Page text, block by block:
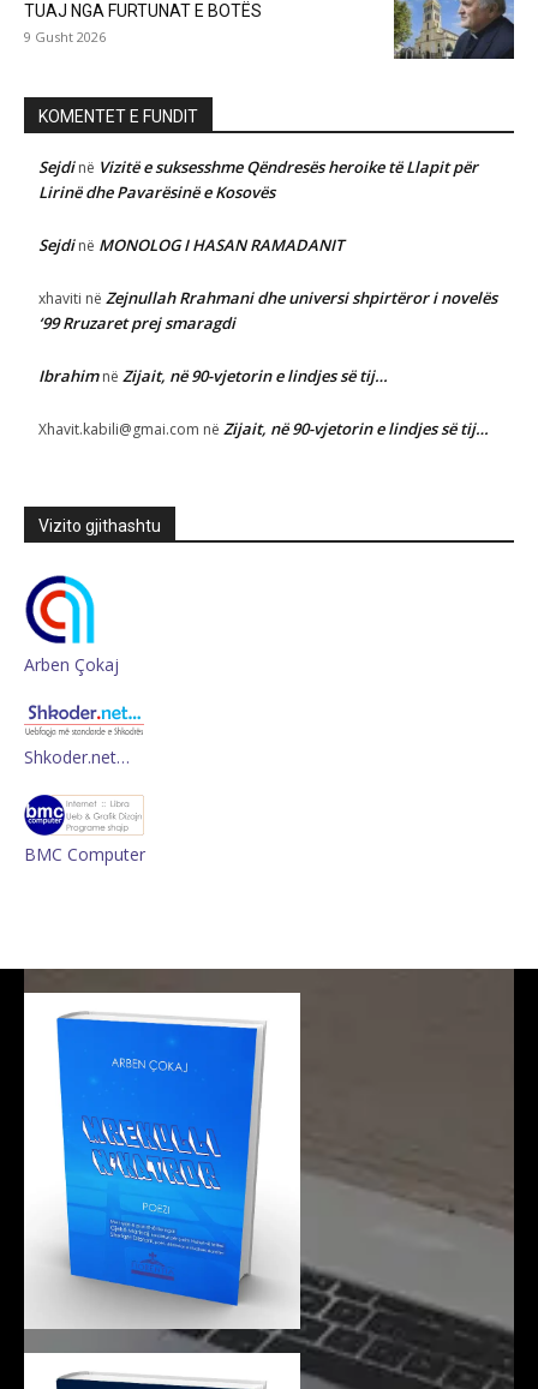
TUAJ NGA FURTUNAT E BOTËS
9 Gusht 2026
KOMENTET E FUNDIT
Sejdinë Vizitë e suksesshme Qëndresës heroike të Llapit për
Lirinë dhe Pavarësinë e Kosovës
Sejdinë MONOLOG I HASAN RAMADANIT
xhaviti në Zejnullah Rrahmani dhe universi shpirtëror i novelës
‘99 Rruzaret prej smaragdi
Ibrahimnë Zijait, në 90-vjetorin e lindjes së tij…
Xhavit.kabili@gmai.com në Zijait, në 90-vjetorin e lindjes së tij…
Vizito gjithashtu
Arben Çokaj
Shkoder.net…
BMC Computer